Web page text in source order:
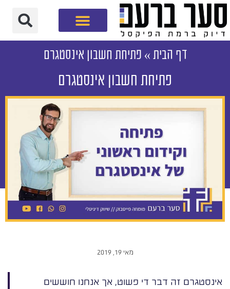
דף הבית» פתיחת חשבון אינסטגרם
פתיחת חשבון אינסטגרם
מאי 19, 2019
אינסטגרם זה דבר די פשוט, אך אנחנו חוששים